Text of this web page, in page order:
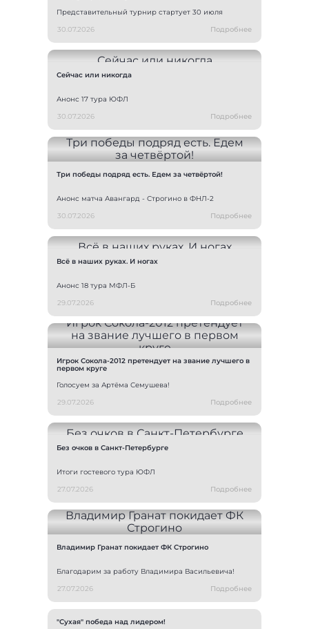
Представительный турнир стартует 30 июля
30.07.2026
Подробнее
Сейчас или никогда
Анонс 17 тура ЮФЛ
30.07.2026
Подробнее
Три победы подряд есть. Едем за четвёртой!
Анонс матча Авангард - Строгино в ФНЛ-2
30.07.2026
Подробнее
Всё в наших руках. И ногах
Анонс 18 тура МФЛ-Б
29.07.2026
Подробнее
Игрок Сокола-2012 претендует на звание лучшего в
первом круге
Голосуем за Артёма Семушева!
29.07.2026
Подробнее
Без очков в Санкт-Петербурге
Итоги гостевого тура ЮФЛ
27.07.2026
Подробнее
Владимир Гранат покидает ФК Строгино
Благодарим за работу Владимира Васильевича!
27.07.2026
Подробнее
"Сухая" победа над лидером!